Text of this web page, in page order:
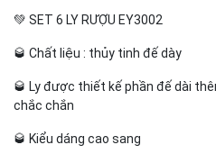
💚 SET 6 LY RƯỢU EY3002
🥃 Chất liệu : thủy tinh đế dày
🥃 Ly được thiết kế phần đế dài
chắc chắn
🥃 Kiểu dáng cao sang